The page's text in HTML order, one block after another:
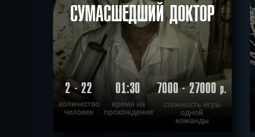
СУМАСШЕДШИЙ ДОКТОР
2 - 22
количество
человек
01:30
время на
прохождение
7000 - 27000р.
стоимость игры
одной
команды